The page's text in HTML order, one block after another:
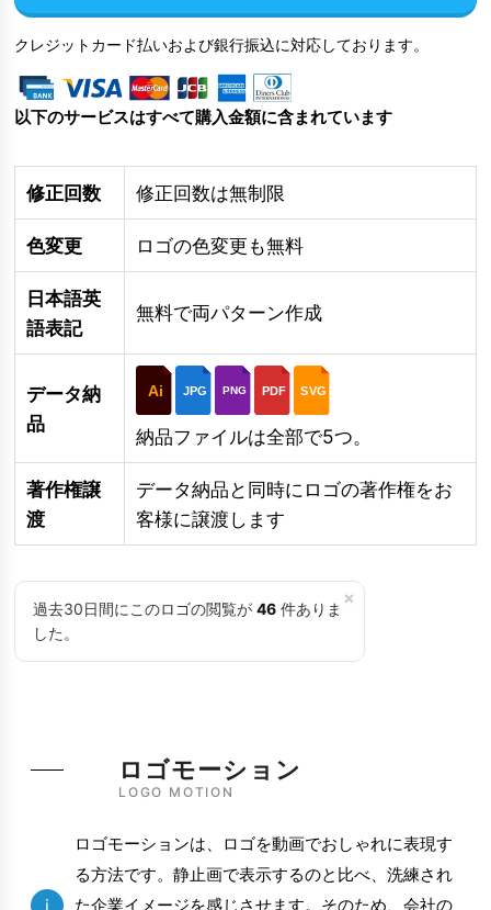
クレジットカード払いおよび銀行振込に対応しております。
以下のサービスはすべて購入金額に含まれています
修正回数 修正回数は無制限
色変更 ロゴの色変更も無料
日本語英
語表記
無料で両パターン作成
データ納
品
Ai JPG PNG PDF SVG
納品ファイルは全部で5つ。
著作権譲
渡
データ納品と同時にロゴの著作権をお
客様に譲渡します
×
過去30日間にこのロゴの閲覧が 46 件ありま
した。
LOGO MOTION
ロゴモーション
i
ロゴモーションは、ロゴを動画でおしゃれに表現す
る方法です。静止画で表示するのと比べ、洗練され
た企業イメージを感じさせます。そのため、会社の